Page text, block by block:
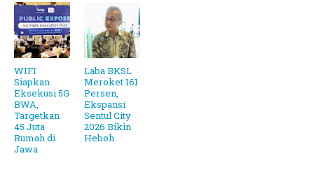
WIFI
Siapkan
Eksekusi 5G
BWA,
Targetkan
45 Juta
Rumah di
Jawa
Laba BKSL
Meroket 161
Persen,
Ekspansi
Sentul City
2026 Bikin
Heboh